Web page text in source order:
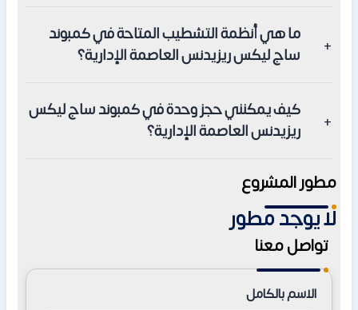
تبلغ مساحة كمبوند ساج ليكس ريزيدنس العاصمة الإدارية
حوالي 34 فدان، تم تخصيص أغلبها للمساحات الخضراء والمرافق
الترفيهية والخدمية.
​ما هي أنظمة التشطيب المتاحة في كمبوند
ساج ليكس ريزيدنس العاصمة الإدارية؟
Finished، ونظام التشطيب الكامل سوبر لوكس.​كيف يمكنني حجز وحدة في كمبوند ساج ليكس
ريزيدنس العاصمة الإدارية؟
التفاصيل وحجز وحدتك.
مطور المشروع
لا يوجد مطور
تواصل معنا
الاسم بالكامل